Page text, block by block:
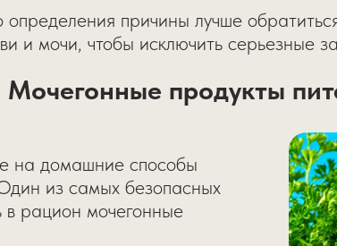
определения причины лучше
и мочи, чтобы исключить серьезные
Мочегонные продукты
на домашние способы
из самых безопасных
в рацион мочегонные